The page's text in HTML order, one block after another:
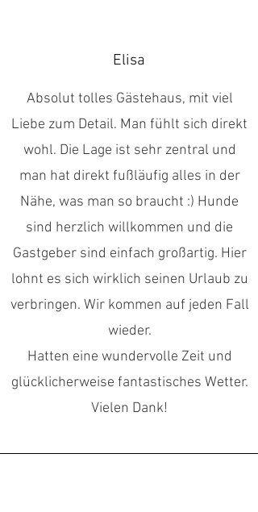
Elisa
Absolut tolles Gästehaus, mit viel
Liebe zum Detail. Man fühlt sich direkt
wohl. Die Lage ist sehr zentral und
man hat direkt fußläufig alles in der
Nähe, was man so braucht :) Hunde
sind herzlich willkommen und die
Gastgeber sind einfach großartig. Hier
lohnt es sich wirklich seinen Urlaub zu
verbringen. Wir kommen auf jeden Fall
wieder.
Hatten eine wundervolle Zeit und
glücklicherweise fantastisches Wetter.
Vielen Dank!